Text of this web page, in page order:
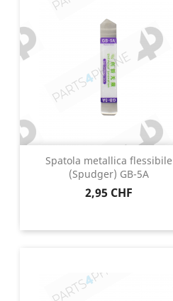
Spatola metallica flessibile
(Spudger) GB-5A
Prezzo
2,95 CHF